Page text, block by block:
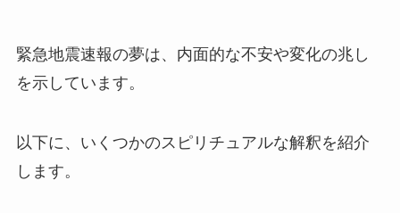
緊急地震速報の夢は、内面的な不安や変化の兆し
を示しています。
以下に、いくつかのスピリチュアルな解釈を紹介
します。